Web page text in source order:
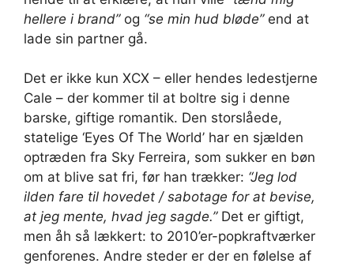
hellere i brand”og “se min hud bløde”end at
lade sin partner gå.
Det er ikke kun XCX – eller hendes ledestjerne
Cale – der kommer til at boltre sig i denne
barske, giftige romantik. Den storslåede,
statelige ‘Eyes Of The World’ har en sjælden
optræden fra Sky Ferreira, som sukker en bøn
om at blive sat fri, før han trækker: “Jeg lod
ilden fare til hovedet / sabotage for at bevise,
at jeg mente, hvad jeg sagde.”Det er giftigt,
men åh så lækkert: to 2010’er-popkraftværker
genforenes. Andre steder er der en følelse af